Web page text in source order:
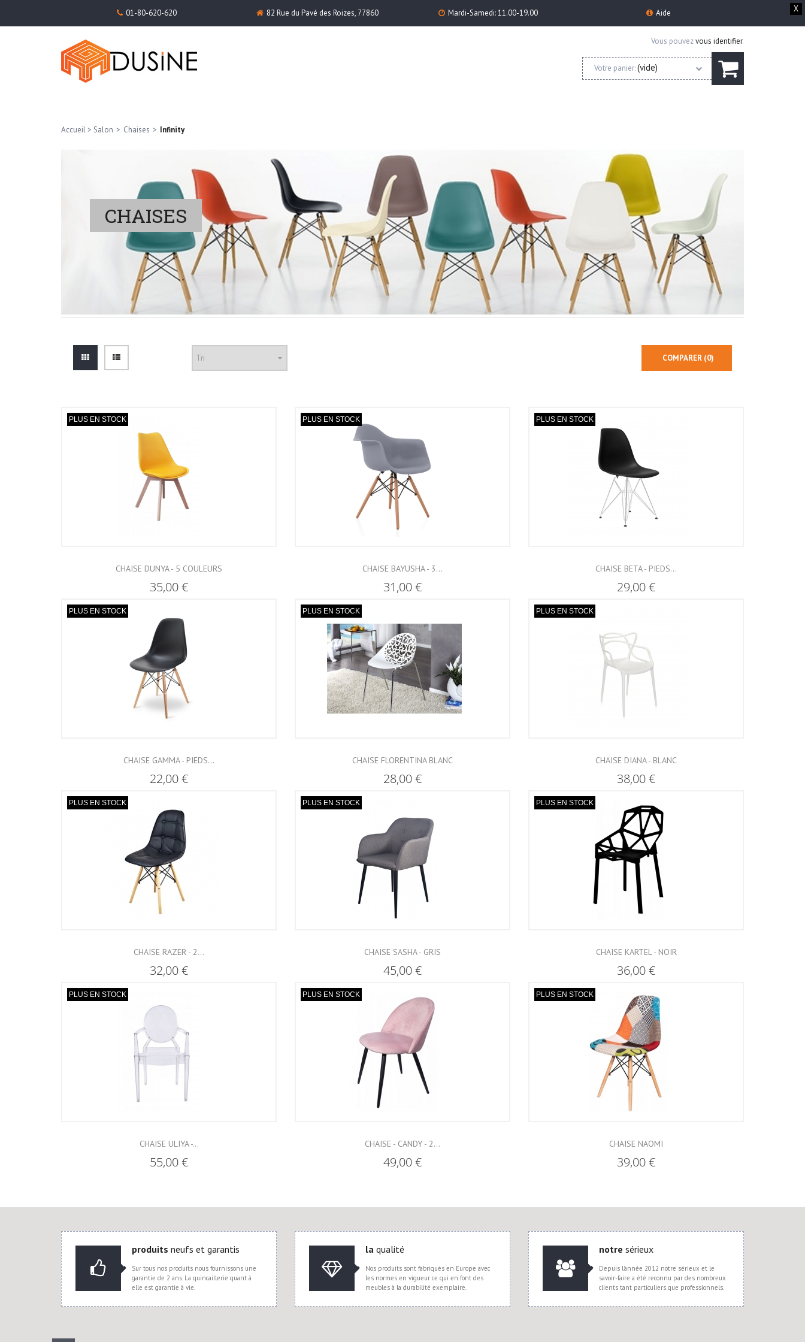
X
01-80-620-620 82 Rue du Pavé des Roizes, 77860 Mardi-Samedi: 11.00-19.00 Aide
Vous pouvezvous identifier.
Votre panier:(vide)
Accueil > Salon > Chaises > Infinity
CHAISES
COMPARER (0)
PLUS EN STOCK
CHAISE DUNYA - 5 COULEURS
35,00 €
PLUS EN STOCK
CHAISE BAYUSHA - 3...
31,00 €
PLUS EN STOCK
CHAISE BETA - PIEDS...
29,00 €
PLUS EN STOCK
CHAISE GAMMA - PIEDS...
22,00 €
PLUS EN STOCK
CHAISE FLORENTINA BLANC
28,00 €
PLUS EN STOCK
CHAISE DIANA - BLANC
38,00 €
PLUS EN STOCK
CHAISE RAZER - 2...
32,00 €
PLUS EN STOCK
CHAISE SASHA - GRIS
45,00 €
PLUS EN STOCK
CHAISE KARTEL - NOIR
36,00 €
PLUS EN STOCK
CHAISE ULIYA -...
55,00 €
PLUS EN STOCK
CHAISE - CANDY - 2...
49,00 €
PLUS EN STOCK
CHAISE NAOMI
39,00 €
produits neufs et garantis
Sur tous nos produits nous fournissons une
garantie de 2 ans. La quincaillerie quant à
elle est garantie à vie.
la qualité
Nos produits sont fabriqués en Europe avec
les normes en vigueur ce qui en font des
meubles à la durabilité exemplaire.
notre sérieux
Depuis l'année 2012 notre sérieux et le
savoir-faire a été reconnu par des nombreux
clients tant particuliers que professionnels.